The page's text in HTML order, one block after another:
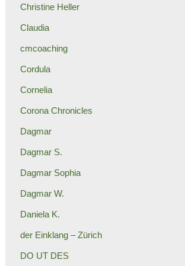
Christine Heller
Claudia
cmcoaching
Cordula
Cornelia
Corona Chronicles
Dagmar
Dagmar S.
Dagmar Sophia
Dagmar W.
Daniela K.
der Einklang – Zürich
DO UT DES